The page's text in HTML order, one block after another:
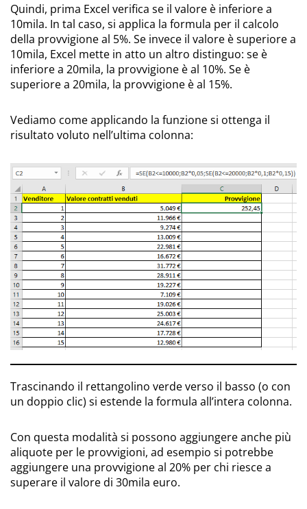
Quindi, prima Excel verifica se il valore è inferiore a
10mila. In tal caso, si applica la formula per il calcolo
della provvigione al 5%. Se invece il valore è superiore a
10mila, Excel mette in atto un altro distinguo: se è
inferiore a 20mila, la provvigione è al 10%. Se è
superiore a 20mila, la provvigione è al 15%.
Vediamo come applicando la funzione si ottenga il
risultato voluto nell’ultima colonna:
Trascinando il rettangolino verde verso il basso (o con
un doppio clic) si estende la formula all’intera colonna.
Con questa modalità si possono aggiungere anche più
aliquote per le provvigioni, ad esempio si potrebbe
aggiungere una provvigione al 20% per chi riesce a
superare il valore di 30mila euro.